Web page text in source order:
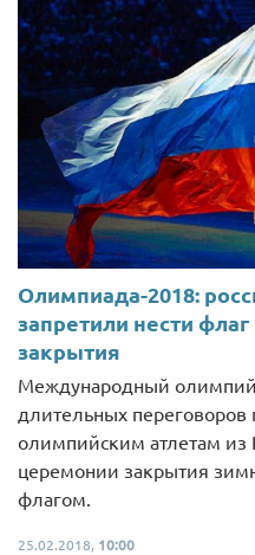
Олимпиада-2018:
запретили нести
закрытия
Международный
длительных
олимпийским атлетам из
церемонии закрытия
флагом.
25.02.2018, 10:00